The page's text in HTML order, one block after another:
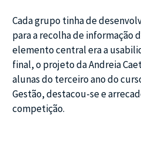
Cada grupo tinha de
para a recolha de informação
elemento central era a
final, o projeto da Andreia
alunas do terceiro ano do
Gestão, destacou-se e
competição.